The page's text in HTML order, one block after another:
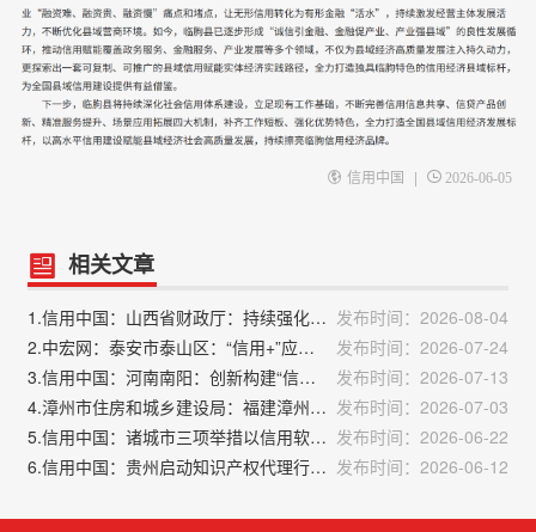
信用中国 | 2026-06-05
相关文章
1.信用中国：山西省财政厅：持续强化听证工作 助力优化法治化营商环境 发布时间：2026-08-04
2.中宏网：泰安市泰山区：“信用+”应用场景为高质量发展注入信用源动力
发布时间：2026-07-24
3.信用中国：河南南阳：创新构建“信用+项目+金融”融资模式 精准高效服务中小企业
发布时间：2026-07-13
4.漳州市住房和城乡建设局：福建漳州：扎实开展房屋征收实施单位信用评价 发布时间：2026-07-03
5.信用中国：诸城市三项举措以信用软实力激活经济发展新动能 发布时间：2026-06-22
6.信用中国：贵州启动知识产权代理行业“整治规范年”行动 发布时间：2026-06-12